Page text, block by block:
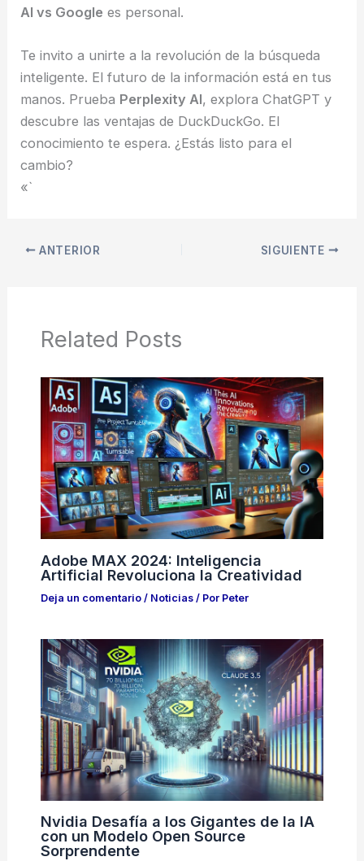
AI vs Google es personal.
Te invito a unirte a la revolución de la búsqueda
inteligente. El futuro de la información está en tus
manos. Prueba Perplexity AI, explora ChatGPT y
descubre las ventajas de DuckDuckGo. El
conocimiento te espera. ¿Estás listo para el
cambio?
«`
ANTERIOR SIGUIENTE
Related Posts
Adobe MAX 2024: Inteligencia
Artificial Revoluciona la Creatividad
Deja un comentario / Noticias/ Por Peter
Nvidia Desafía a los Gigantes de la IA
con un Modelo Open Source
Sorprendente